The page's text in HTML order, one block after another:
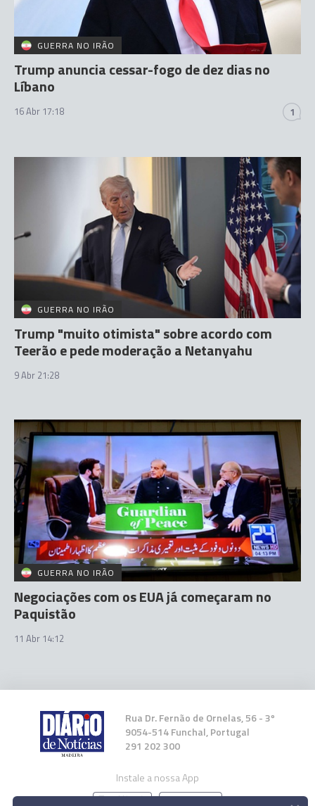
GUERRA NO IRÃO
Trump anuncia cessar-fogo de dez dias no
Líbano
16 Abr 17:18 1
GUERRA NO IRÃO
Trump "muito otimista" sobre acordo com
Teerão e pede moderação a Netanyahu
9 Abr 21:28
GUERRA NO IRÃO
Negociações com os EUA já começaram no
Paquistão
11 Abr 14:12
Rua Dr. Fernão de Ornelas, 56 - 3º
9054-514 Funchal, Portugal
291 202 300
Instale a nossa App